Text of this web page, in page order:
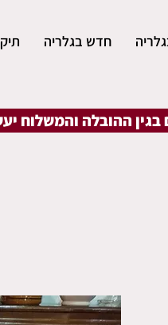
חדש בגלריה
ההובלה והמשלוח